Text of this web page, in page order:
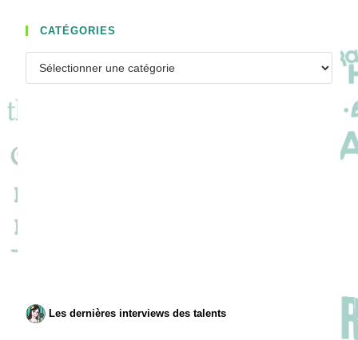
CATÉGORIES
Catégories
Les dernières interviews des talents